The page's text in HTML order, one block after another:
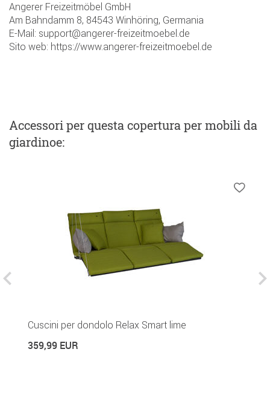
Angerer Freizeitmöbel GmbH
Am Bahndamm 8, 84543 Winhöring, Germania
E-Mail: support@angerer-freizeitmoebel.de
Sito web: https://www.angerer-freizeitmoebel.de
Accessoriper questa copertura per mobili da
giardinoe:
Cuscini per dondolo Relax Smart lime
359,99 EUR